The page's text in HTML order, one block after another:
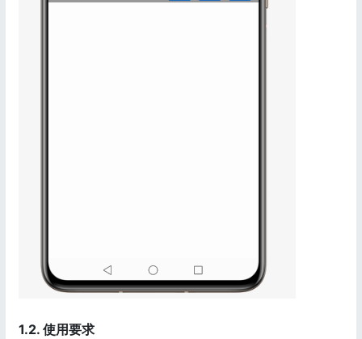
1.2. 使用要求